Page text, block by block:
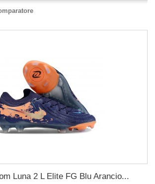
Luna 2 L Elite FG Blu Arancio...